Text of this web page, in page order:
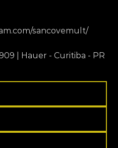
sancovemult/
| Hauer - Curitiba - PR